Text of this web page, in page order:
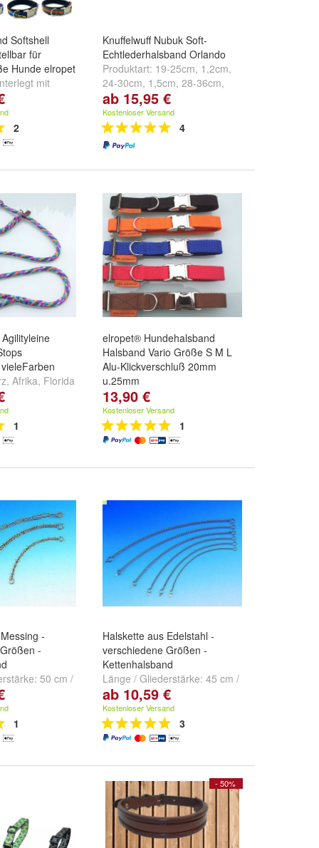
Softshell
für
Hunde elropet
mit
,
2
Knuffelwuff Nubuk Soft-
Echtlederhalsband Orlando
Produktart: 19-25cm, 1,2cm,
24-30cm, 1,5cm, 28-36cm,
2,0cm undweitere ...
ab 15,95 €
Kostenloser Versand
4
, Afrika, Florida
1
elropet® Hundehalsband
Halsband Vario Größe S M L
Alu-Klickverschluß 20mm
u.25mm
Farben: Navajo 10farbig
Hawaii dunkelbraun-hellbraun-
türkisund+
13,90 €
Kostenloser Versand
1
-
-
50 cm /
/ 3,0 mm
1
Halskette aus Edelstahl -
verschiedene Größen -
Kettenhalsband
Länge / Gliederstärke: 45 cm /
2,0 mm, 50 cm / 2,5 mm
cm / 2,5 mmund
ab 10,59 €
Kostenloser Versand
3
- 50%